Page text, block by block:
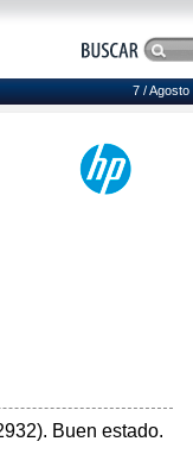
7 / Agosto
Buen estado.